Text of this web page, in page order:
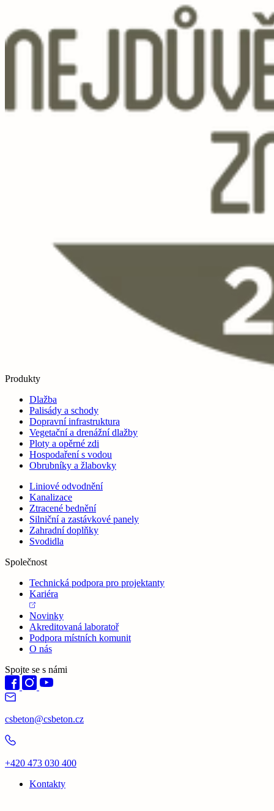
Produkty
Dlažba
Palisády a schody
Dopravní infrastruktura
Vegetační a drenážní dlažby
Ploty a opěrné zdi
Hospodaření s vodou
Obrubníky a žlabovky
Liniové odvodnění
Kanalizace
Ztracené bednění
Silniční a zastávkové panely
Zahradní doplňky
Svodidla
Společnost
Technická podpora pro projektanty
Kariéra
Novinky
Akreditovaná laboratoř
Podpora místních komunit
O nás
Spojte se s námi
csbeton@csbeton.cz
+420 473 030 400
Kontakty